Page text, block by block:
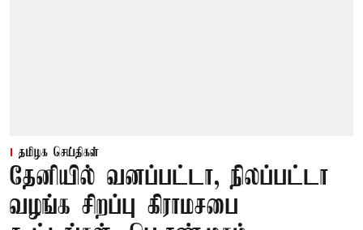
தமிழக செய்திகள்
தேனியில் வனப்பட்டா, நிலப்பட்டா
வழங்க சிறப்பு கிராமசபை